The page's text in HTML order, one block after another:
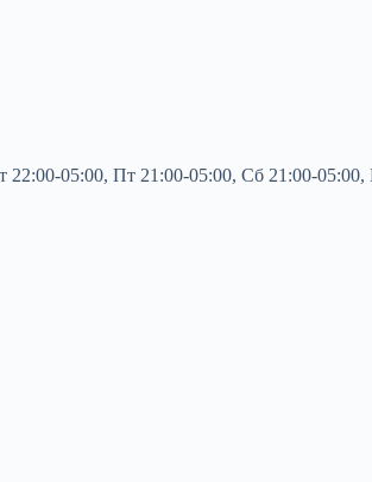
05:00, Пт 21:00-05:00, Сб 21:00-